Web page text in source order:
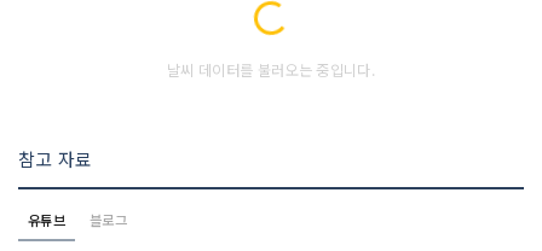
Loading...
날씨 데이터를 불러오는 중입니다.
참고 자료
유튜브 블로그